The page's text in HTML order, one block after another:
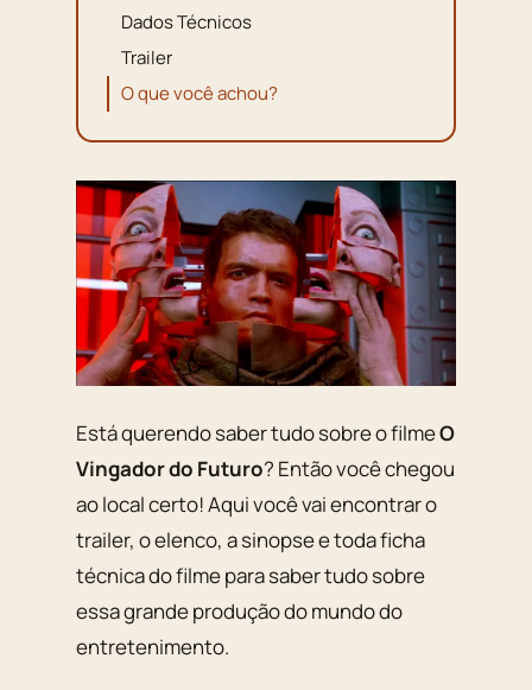
Dados Técnicos
Trailer
O que você achou?
Está querendo saber tudo sobre o filmeO
Vingador do Futuro? Então você chegou
ao local certo! Aqui você vai encontrar o
trailer, o elenco, a sinopse e toda ficha
técnica do filme para saber tudo sobre
essa grande produção do mundo do
entretenimento.